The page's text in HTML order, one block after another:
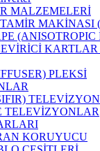
MALZEMELERİ
MAKİNASI
KARTLAR
PLEKSİ
TELEVİZYONLAR
KORUYUCU